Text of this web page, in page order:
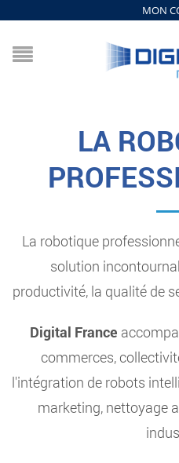
MON
LA
La robotique
solution
productivité, la qualité de
Digital France
commerces,
l'intégration de robots
marketing, nettoyage